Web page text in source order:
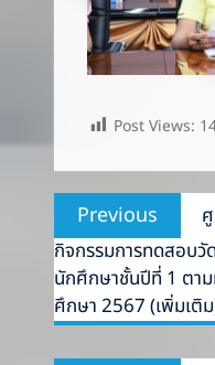
Post Views:
Post
navigation
Previous
กิจกรรม​การทดสอบวั
นักศึกษา​ชั้นปีที่​ 1​ ​ตาม
ศึกษา​ 2567​ (เพิ่มเติ